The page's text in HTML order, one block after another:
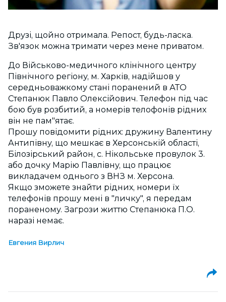
Друзі, щойно отримала. Репост, будь-ласка.
Зв'язок можна тримати через мене приватом.
До Військово-медичного клінічного центру
Північного регіону, м. Харків, надійшов у
середньоважкому стані поранений в АТО
Степанюк Павло Олексійович. Телефон під час
бою був розбитий, а номерів телофонів рідних
він не пам"ятає.
Прошу повідомити рідних: дружину Валентину
Антипівну, що мешкає в Херсонській області,
Білозірський район, с. Нікольське провулок 3.
або дочку Марію Павлівну, що працює
викладачем однього з ВНЗ м. Херсона.
Якщо зможете знайти рідних, номери їх
телефонів прошу мені в "личку", я передам
пораненому. Загрози життю Степанюка П.О.
наразі немає.
Евгения Вирлич